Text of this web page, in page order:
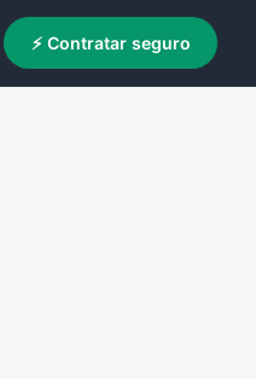
⚡ Contratar seguro